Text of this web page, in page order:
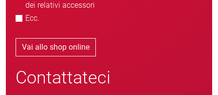
dei relativi accessori
Ecc.
Vai allo shop online
Contattateci